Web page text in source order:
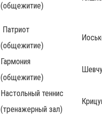
(общежитие)
Патриот
(общежитие)
Гармония
(общежитие)
Настольный теннис
(тренажерный зал)